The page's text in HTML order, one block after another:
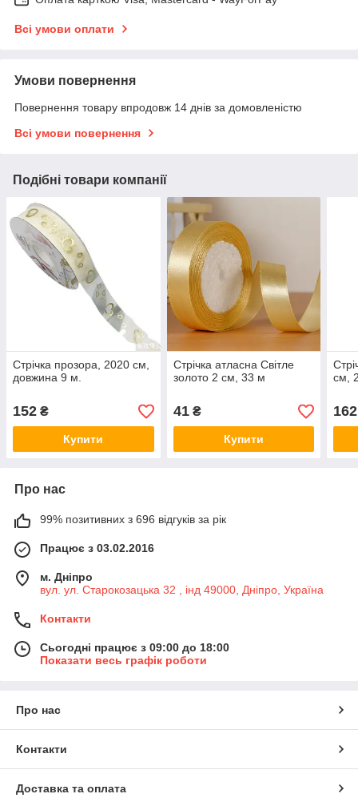
Всі умови оплати
Умови повернення
Повернення товару впродовж 14 днів за домовленістю
Всі умови повернення
Подібні товари компанії
Стрічка прозора, 2020 см,
довжина 9 м.
152 ₴
Купити
Стрічка атласна Світле
золото 2 см, 33 м
41₴
Купити
см,
162
Про нас
99% позитивних з 696 відгуків за рік
Працює з 03.02.2016
м. Дніпро
вул. ул. Старокозацька 32 , інд 49000, Дніпро, Україна
Контакти
Сьогодні працює з 09:00 до 18:00
Показати весь графік роботи
Про нас
Контакти
Доставка та оплата